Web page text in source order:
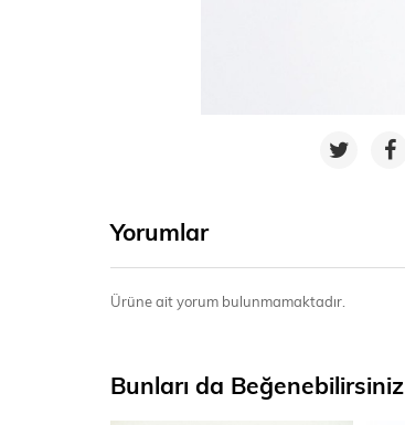
Yorumlar
Ürüne ait yorum bulunmamaktadır.
Bunları da Beğenebilirsiniz